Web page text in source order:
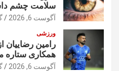
سلامت چشم
آگوست 6, 2026
ورزشی
رامین رضاییان
همکاری ستاره
آگوست 6, 2026